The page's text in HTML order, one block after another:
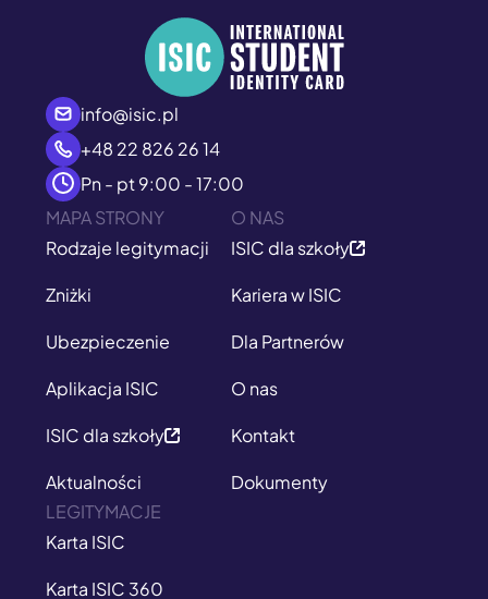
info@isic.pl
+48 22 826 26 14
Pn - pt 9:00 - 17:00
MAPA STRONY
Rodzaje legitymacji
Zniżki
Ubezpieczenie
Aplikacja ISIC
ISIC dla szkoły
Aktualności
O NAS
ISIC dla szkoły
Kariera w ISIC
Dla Partnerów
O nas
Kontakt
Dokumenty
LEGITYMACJE
Karta ISIC
Karta ISIC 360